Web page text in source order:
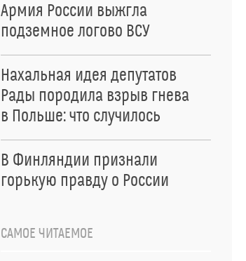
Армия России выжгла
подземное логово ВСУ
Нахальная идея депутатов
Рады породила взрыв гнева
в Польше: что случилось
В Финляндии признали
горькую правду о России
САМОЕ ЧИТАЕМОЕ